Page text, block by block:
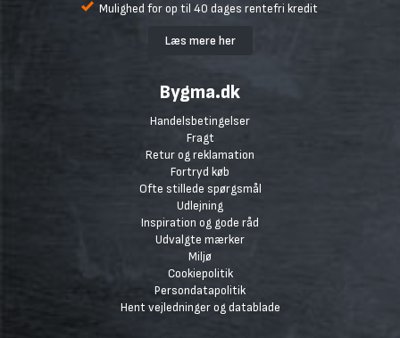
Mulighed for op til 40 dages rentefri kredit
Læs mere her
Bygma.dk
Handelsbetingelser
Fragt
Retur og reklamation
Fortryd køb
Ofte stillede spørgsmål
Udlejning
Inspiration og gode råd
Udvalgte mærker
Miljø
Cookiepolitik
Persondatapolitik
Hent vejledninger og datablade